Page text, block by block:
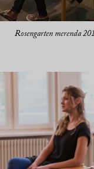
Rosengarten merenda